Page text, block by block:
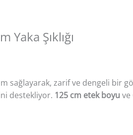
Şıklığı
sağlayarak, zarif ve dengeli bir
destekliyor. 125 cm etek boyu ve